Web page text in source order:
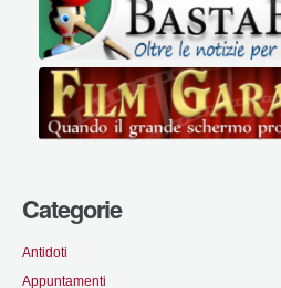
Categorie
Antidoti
Appuntamenti